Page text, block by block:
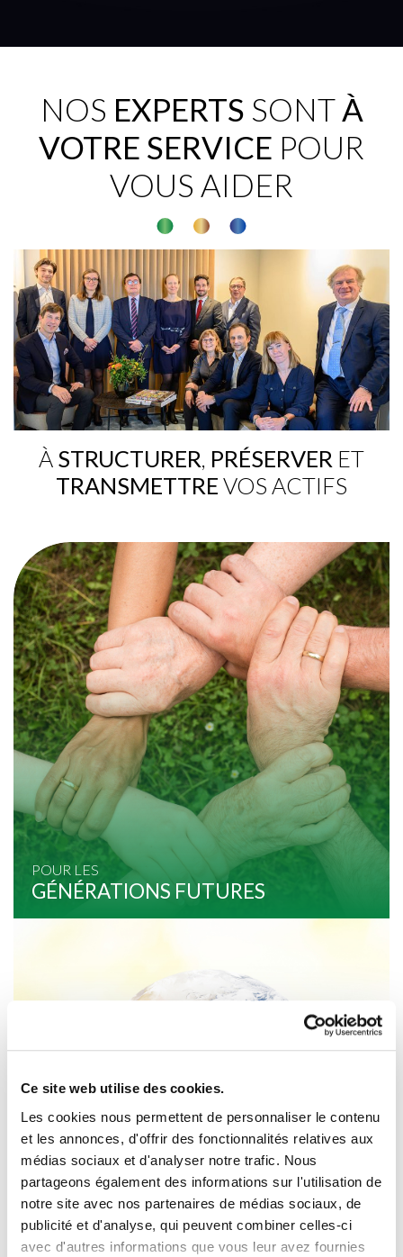
Ce site web utilise des cookies.
Les cookies nous permettent de personnaliser le contenu
et les annonces, d'offrir des fonctionnalités relatives aux
médias sociaux et d'analyser notre trafic. Nous
partageons également des informations sur l'utilisation de
notre site avec nos partenaires de médias sociaux, de
publicité et d'analyse, qui peuvent combiner celles-ci
avec d'autres informations que vous leur avez fournies
NOS EXPERTS SONTÀ
VOTRE SERVICE POUR
VOUS AIDER
À STRUCTURER, PRÉSERVER ET
TRANSMETTRE VOS ACTIFS
POUR LES
GÉNÉRATIONS FUTURES
DANS UN MONDE